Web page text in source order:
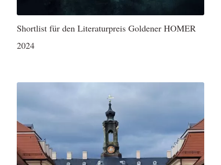
Shortlist für den Literaturpreis Goldener HOMER
2024